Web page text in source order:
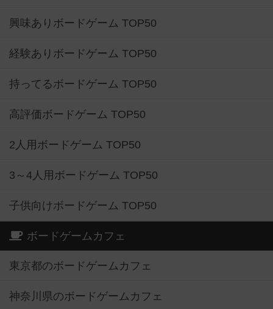
興味ありボードゲーム TOP50
経験ありボードゲーム TOP50
持ってるボードゲーム TOP50
高評価ボードゲーム TOP50
2人用ボードゲーム TOP50
3～4人用ボードゲーム TOP50
子供向けボードゲーム TOP50
ボードゲームカフェ
東京都のボードゲームカフェ
神奈川県のボードゲームカフェ